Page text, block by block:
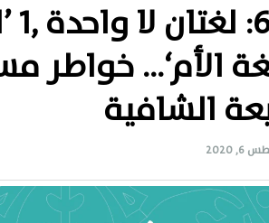
الأم‘… خواطر
الشافية
2020